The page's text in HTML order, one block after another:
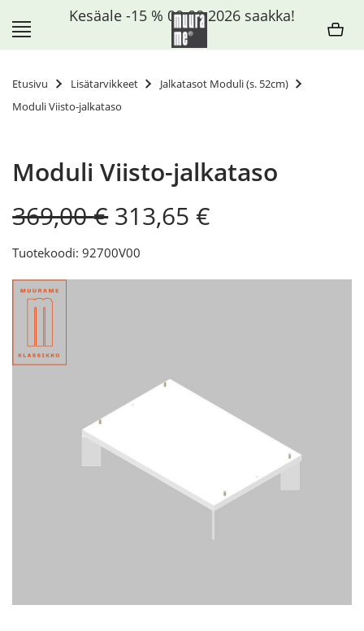
sisältöön
Etusivu Lisätarvikkeet
Jalkatasot Moduli (s. 52cm)
Moduli Viisto-jalkataso
Moduli Viisto-jalkataso
369,00€ Original
price
was:
369,00 €.
313,65 €
Tuotekoodi: 92700V00
Kesäale -15 % 09.08.2026 saakka!